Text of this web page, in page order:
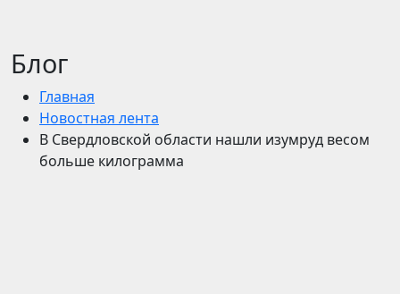
Блог
Главная
Новостная лента
В Свердловской области нашли изумруд весом
больше килограмма